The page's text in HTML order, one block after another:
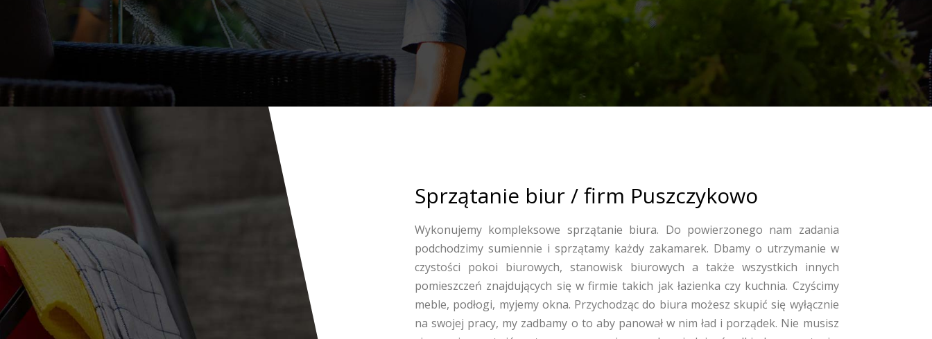
Sprzątanie biur / firm Puszczykowo
Wykonujemy kompleksowe sprzątanie biura. Do powierzonego nam zadania
podchodzimy sumiennie i sprzątamy każdy zakamarek. Dbamy o utrzymanie w
czystości pokoi biurowych, stanowisk biurowych a także wszystkich innych
pomieszczeń znajdujących się w firmie takich jak łazienka czy kuchnia. Czyścimy
meble, podłogi, myjemy okna. Przychodząc do biura możesz skupić się wyłącznie
na swojej pracy, my zadbamy o to aby panował w nim ład i porządek. Nie musisz